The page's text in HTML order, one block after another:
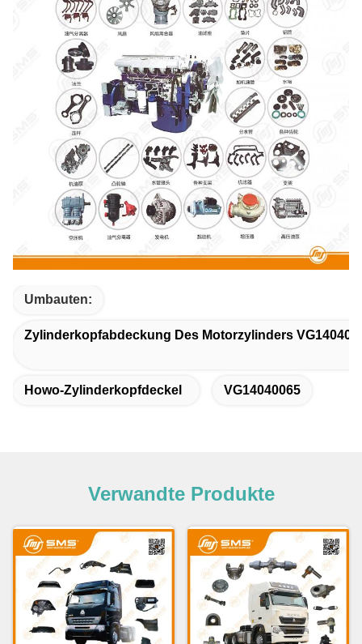
Umbauten:
Zylinderkopfabdeckung Des Motorzylinders
Howo-Zylinderkopfdeckel VG14040065
Verwandte Produkte